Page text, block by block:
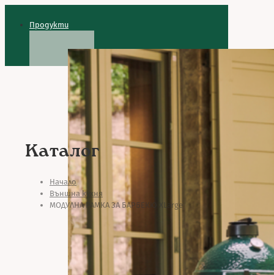
Продукти
Каталог
Начало
Външна кухня
МОДУЛНА РАМКА ЗА БАРБЕКЮ XLarge